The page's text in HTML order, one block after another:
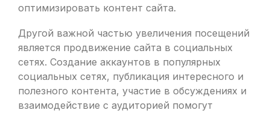
оптимизировать контент сайта.
Другой важной частью увеличения посещений
является продвижение сайта в социальных
сетях. Создание аккаунтов в популярных
социальных сетях, публикация интересного и
полезного контента, участие в обсуждениях и
взаимодействие с аудиторией помогут